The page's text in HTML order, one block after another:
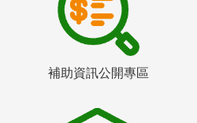
補助資訊公開專區